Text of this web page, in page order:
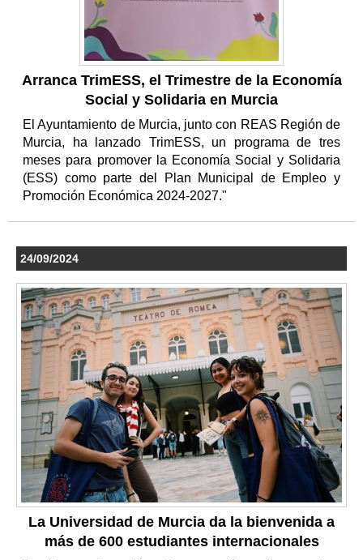
Arranca TrimESS, el Trimestre de la Economía
Social y Solidaria en Murcia
El Ayuntamiento de Murcia, junto con REAS Región de
Murcia, ha lanzado TrimESS, un programa de tres
meses para promover la Economía Social y Solidaria
(ESS) como parte del Plan Municipal de Empleo y
Promoción Económica 2024-2027."
24/09/2024
La Universidad de Murcia da la bienvenida a
más de 600 estudiantes internacionales